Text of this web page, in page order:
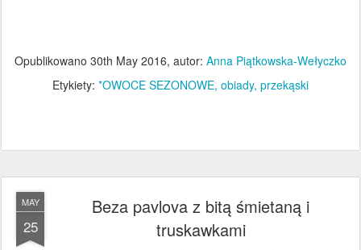
Opublikowano 30th May 2016, autor: Anna Piątkowska-Wełyczko
Etykiety: *OWOCE SEZONOWE obiady przekąski
MAY
25
Beza pavlova z bitą śmietaną i
truskawkami